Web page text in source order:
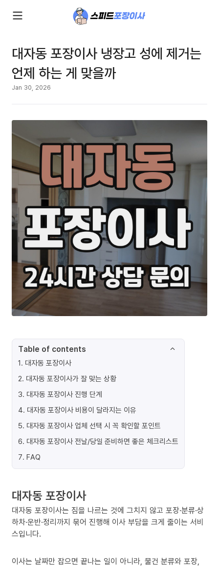
대자동 포장이사 냉장고 성에 제거는
언제 하는 게 맞을까
Jan 30, 2026
Table of contents
1. 대자동 포장이사
2. 대자동 포장이사가 잘 맞는 상황
3. 대자동 포장이사 진행 단계
4. 대자동 포장이사 비용이 달라지는 이유
5. 대자동 포장이사 업체 선택 시 꼭 확인할 포인트
6. 대자동 포장이사 전날/당일 준비하면 좋은 체크리스트
7. FAQ
대자동 포장이사
대자동 포장이사는 짐을 나르는 것에 그치지 않고 포장·분류·상
하차·운반·정리까지 묶어 진행해 이사 부담을 크게 줄이는 서비
스입니다.
이사는 날짜만 잡으면 끝나는 일이 아니라, 물건 분류와 포장,